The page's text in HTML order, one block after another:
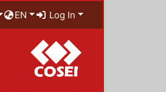
EN Log In